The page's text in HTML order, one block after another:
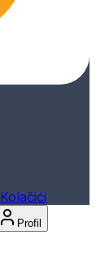
Kolačići
Profil